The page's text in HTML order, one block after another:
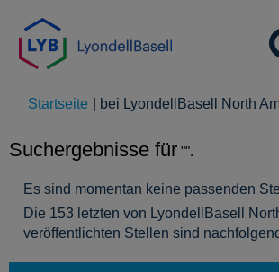
Startseite bei LyondellBasell North
Suchergebnisse für "".
Es sind momentan keine passenden
Die 153 letzten von LyondellBasell
veröffentlichten Stellen sind